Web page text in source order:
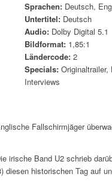
Sprachen: Deutsch,
Untertitel: Deutsch
Audio: Dolby Digital 5.1
Bildformat: 1,85:1
Ländercode:2
Specials:Originaltrailer,
Interviews
Fallschirmjäger
irische Band U2 schrieb
diesen historischen Tag auf